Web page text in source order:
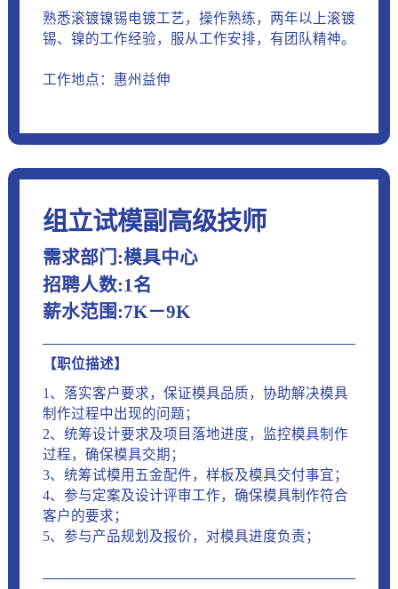
熟悉滚镀镍锡电镀工艺，操作熟练，两年以上滚镀
锡、镍的工作经验，服从工作安排，有团队精神。
工作地点：惠州益伸
组立试模副高级技师
需求部门:模具中心
招聘人数:1名
薪水范围:7K－9K
【职位描述】
1、落实客户要求，保证模具品质，协助解决模具
制作过程中出现的问题；
2、统筹设计要求及项目落地进度，监控模具制作
过程，确保模具交期；
3、统筹试模用五金配件，样板及模具交付事宜；
4、参与定案及设计评审工作，确保模具制作符合
客户的要求；
5、参与产品规划及报价，对模具进度负责；